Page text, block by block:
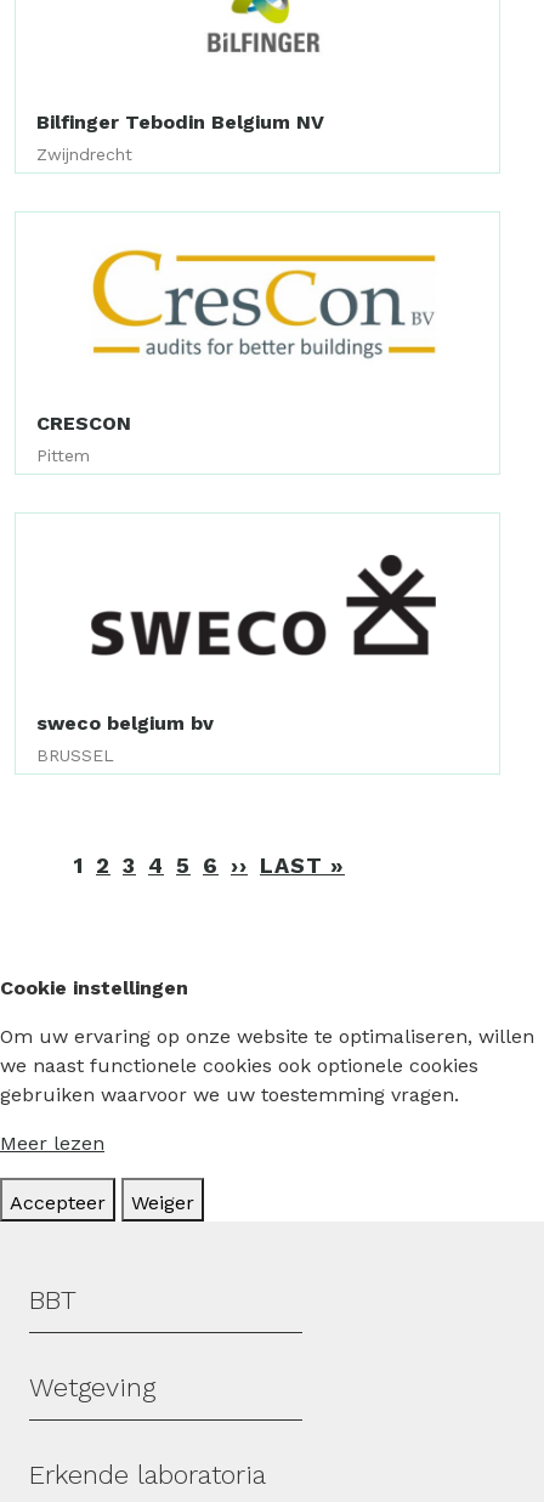
Bilfinger Tebodin Belgium NV
Zwijndrecht
CRESCON
Pittem
sweco belgium bv
BRUSSEL
Paginering
1 2 3 4 5 6 ›› VOLGENDE
LAST »
Cookie instellingen
Om uw ervaring op onze website te optimaliseren, willen
we naast functionele cookies ook optionele cookies
gebruiken waarvoor we uw toestemming vragen.
Meer lezen
Accepteer Weiger
Hoofdmenu
BBT
Wetgeving
Erkende laboratoria